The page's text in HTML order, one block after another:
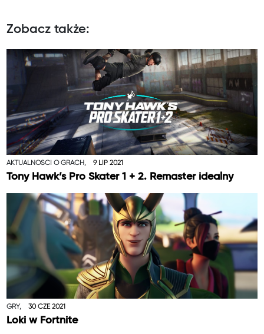
Zobacz także:
AKTUALNOŚCI O GRACH, 9 LIP 2021
Tony Hawk’s Pro Skater 1 + 2. Remaster idealny
GRY, 30 CZE 2021
Loki w Fortnite